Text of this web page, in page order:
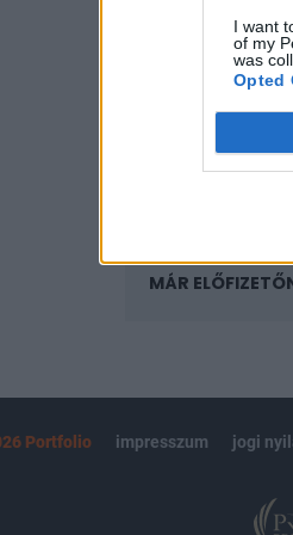
I want
of my
was
Opted
Az előfizetés a
Portfolio.hu
MÁR
Portfolio impresszum jogi